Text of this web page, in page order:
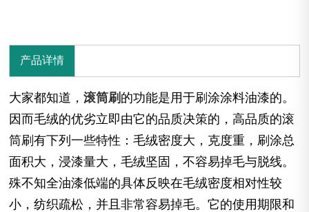
产品详情
大家都知道，滚筒刷 的功能是用于刷涂涂料油漆的。
因而毛绒的优劣立即由它的品质决策的，高品质的滚
筒刷有下列一些特性：毛绒密度大，克度重，刷涂总
面积大，浸漆量大，毛绒坚固，不容易掉毛与脱线。
殊不知全油漆低端的具体反映在毛绒密度相对性较
小，纺织疏松，并且非常容易掉毛。它的使用期限和